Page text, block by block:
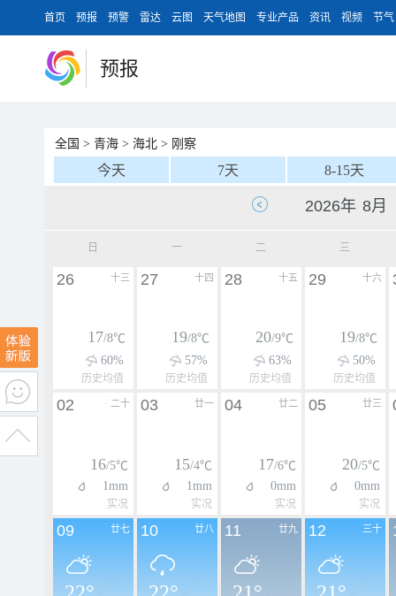
首页 预报 预警 雷达 云图 天气地图 专业产品 资讯 视频 节气
预报
全国 > 青海 > 海北 > 刚察
今天 7天 8-15天
日 一 二 三
十三
26
17/8℃
60%
历史均值
十四
27
19/8℃
57%
历史均值
十五
28
20/9℃
63%
历史均值
十六
29
19/8℃
50%
历史均值
二十
02
16/5℃
1mm
实况
廿一
03
15/4℃
1mm
实况
廿二
04
17/6℃
0mm
实况
廿三
05
20/5℃
0mm
实况
廿七
09 廿八
10 廿九
11 三十
12